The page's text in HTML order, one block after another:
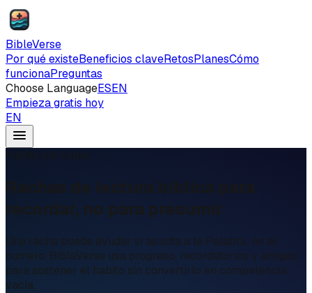
BibleVerse
Por qué existeBeneficios claveRetosPlanesCómo
funcionaPreguntas
Choose LanguageESEN
Empieza gratis hoy
EN
Rachas de lectura biblica para
recordar, no para presumir
Una racha puede ayudar si apunta a la Palabra, no al
numero. BibleVerse usa progreso, recordatorios y amigos
para sostener el habito sin convertirlo en competencia
vacia.